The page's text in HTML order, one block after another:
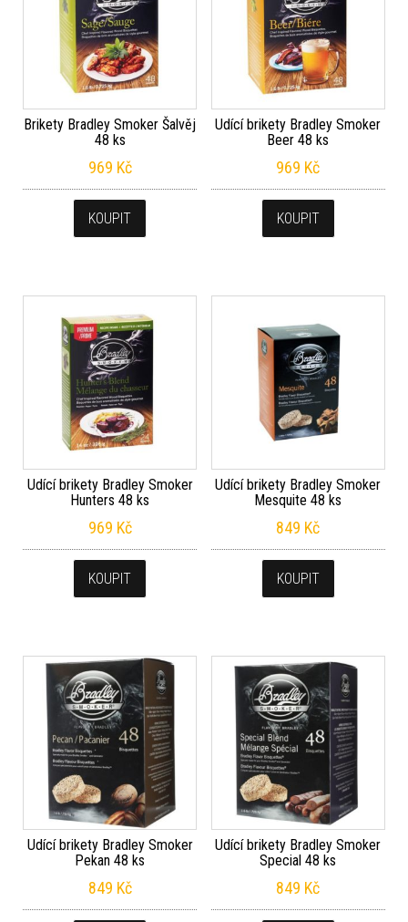
Brikety Bradley Smoker Šalvěj
48 ks
969 Kč
KOUPIT
Udící brikety Bradley Smoker
Beer 48 ks
969 Kč
KOUPIT
Udící brikety Bradley Smoker
Hunters 48 ks
969 Kč
KOUPIT
Udící brikety Bradley Smoker
Mesquite 48 ks
849 Kč
KOUPIT
Udící brikety Bradley Smoker
Pekan 48 ks
849 Kč
Udící brikety Bradley Smoker
Special 48 ks
849 Kč